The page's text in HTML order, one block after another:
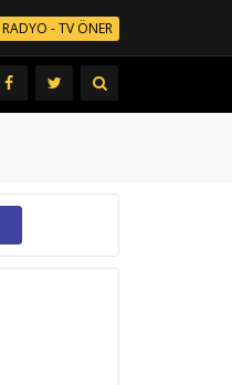
RADYO - TV ÖNER